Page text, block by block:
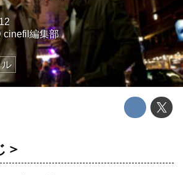
cinefil編集部
＞